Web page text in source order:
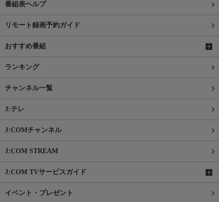
番組表ヘルプ
リモート録画予約ガイド
おすすめ番組
ランキング
チャンネル一覧
J:テレ
J:COMチャンネル
J:COM STREAM
J:COM TVサービスガイド
イベント・プレゼント